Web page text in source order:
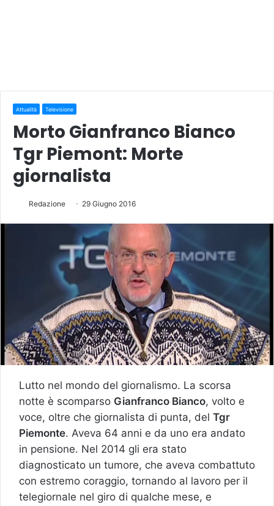
Attualità Televisione
Morto Gianfranco Bianco
Tgr Piemont: Morte
giornalista
Redazione 29 Giugno 2016
Lutto nel mondo del giornalismo. La scorsa
notte è scomparso Gianfranco Bianco, volto e
voce, oltre che giornalista di punta, del Tgr
Piemonte. Aveva 64 anni e da uno era andato
in pensione. Nel 2014 gli era stato
diagnosticato un tumore, che aveva combattuto
con estremo coraggio, tornando al lavoro per il
telegiornale nel giro di qualche mese, e